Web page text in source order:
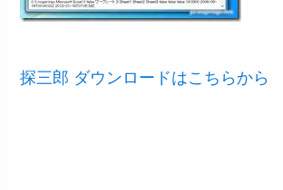
探三郎 ダウンロードはこちらから